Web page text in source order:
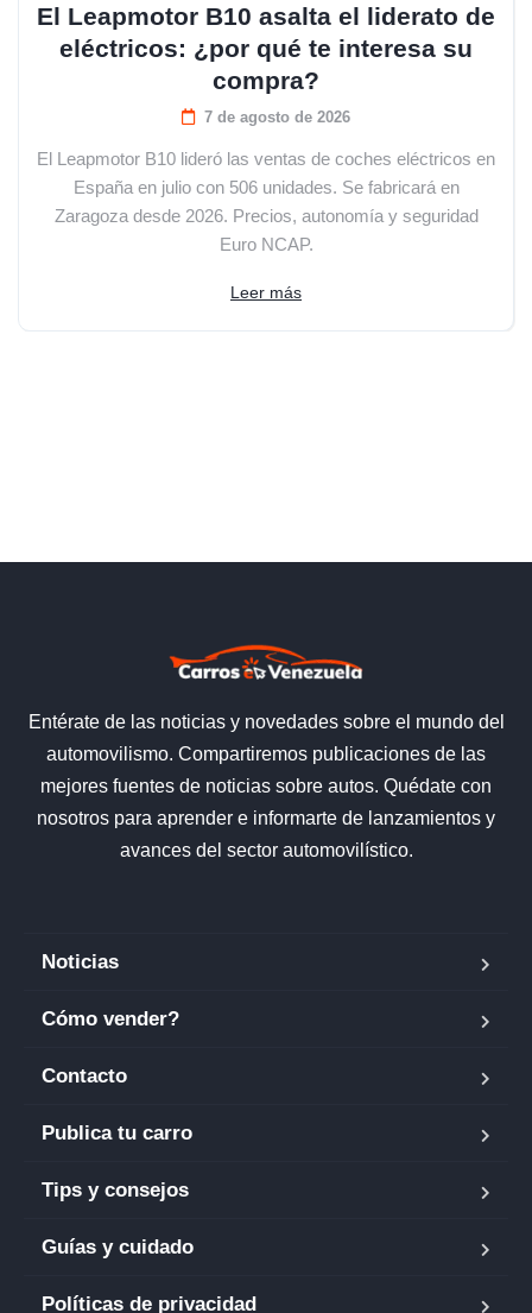
El Leapmotor B10 asalta el liderato de
eléctricos: ¿por qué te interesa su
compra?
7 de agosto de 2026
El Leapmotor B10 lideró las ventas de coches eléctricos en
España en julio con 506 unidades. Se fabricará en
Zaragoza desde 2026. Precios, autonomía y seguridad
Euro NCAP.
Leer más
Entérate de las noticias y novedades sobre el mundo del
automovilismo. Compartiremos publicaciones de las
mejores fuentes de noticias sobre autos. Quédate con
nosotros para aprender e informarte de lanzamientos y
avances del sector automovilístico.
Noticias
Cómo vender?
Contacto
Publica tu carro
Tips y consejos
Guías y cuidado
Políticas de privacidad